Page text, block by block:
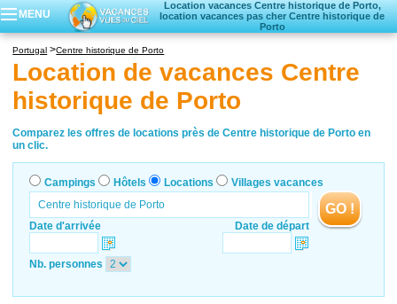
MENU
Location vacances Centre historique de Porto,
location vacances pas cher Centre historique de
Porto
Locations vacances
Villages vacances
Portugal Centre historique de Porto
Location de vacances Centre
historique de Porto
Comparez les offres de locations près de Centre historique de Porto en
un clic.
Campings Hôtels Locations Villages vacances
Date d'arrivée Date de départ
GO !
Nb. personnes